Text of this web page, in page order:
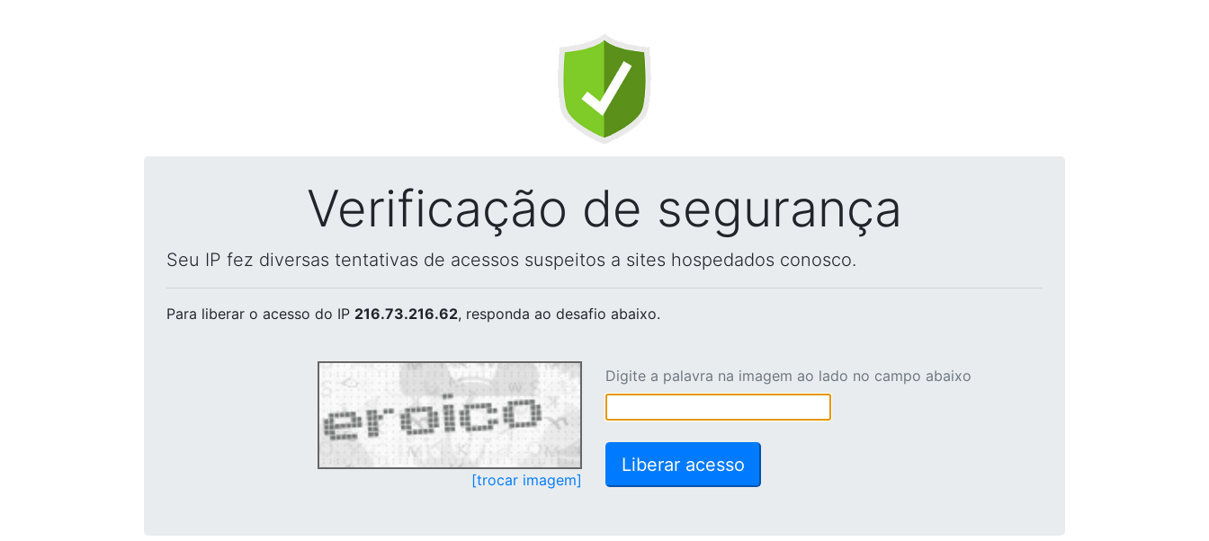
Verificação de segurança
Seu IP fez diversas tentativas de acessos suspeitos a sites hospedados conosco.
Para liberar o acesso do IP 216.73.216.62, responda ao desafio abaixo.
[trocar imagem]
Digite a palavra na imagem ao lado no campo abaixo